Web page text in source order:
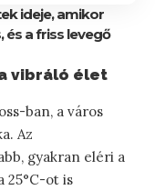
ideje, amikor
és a friss levegő
vibráló élet
ban, a város
Az
gyakran eléri a
25°C-ot is